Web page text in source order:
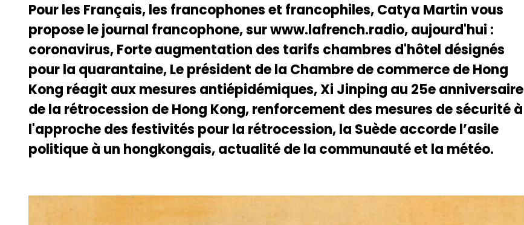
Pour les Français, les francophones et francophiles, Catya Martin vous
propose le journal francophone, sur www.lafrench.radio, aujourd'hui :
coronavirus, Forte augmentation des tarifs chambres d'hôtel désignés
pour la quarantaine, Le président de la Chambre de commerce de Hong
Kong réagit aux mesures antiépidémiques, Xi Jinping au 25e anniversaire
de la rétrocession de Hong Kong, renforcement des mesures de sécurité à
l'approche des festivités pour la rétrocession, la Suède accorde l’asile
politique à un hongkongais, actualité de la communauté et la météo.